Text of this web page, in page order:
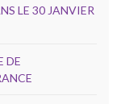
LE 30 JANVIER
DE